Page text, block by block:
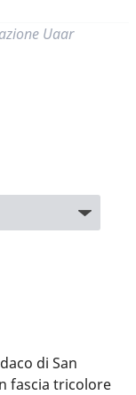
Uaar
di San
fascia tricolore